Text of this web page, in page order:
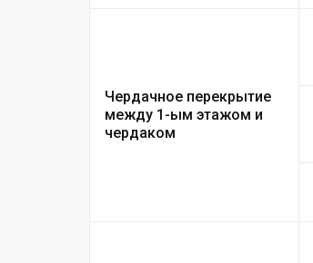
Чердачное перекрытие
между 1-ым этажом и
чердаком